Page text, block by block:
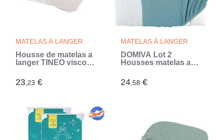
MATELAS À LANGER
Housse de matelas a
langer TINEO viscose
23,23 €
MATELAS À LANGER
DOMIVA Lot 2
Housses matelas a
polycoton - oeko-Tex
- Blanc/Nile - 50 x 75
24,58 €